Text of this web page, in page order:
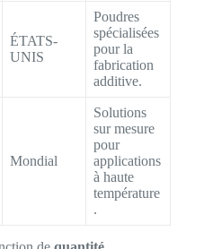
ÉTATS-
UNIS
Poudres
spécialisées
pour la
fabrication
additive.
Mondial
Solutions
sur mesure
pour
applications
à haute
température
.